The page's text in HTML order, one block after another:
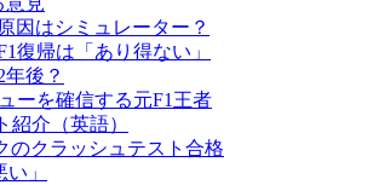
因はシミュレーター？
復帰は「あり得ない」
後？
ーを確信する元F1王者
紹介（英語）
のクラッシュテスト合格
」